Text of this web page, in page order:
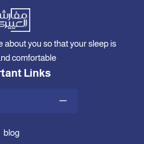
about you so that your sleep is
comfortable
Links
blog